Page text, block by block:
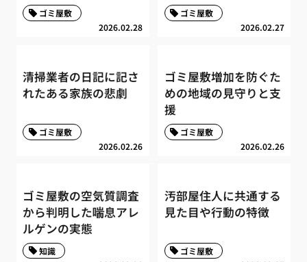
2026.02.28
ゴミ屋敷
2026.02.27
ゴミ屋敷
清掃業者の日記に記さ
れたある家族の悲劇
2026.02.26
ゴミ屋敷
ゴミ屋敷増加を防ぐた
めの地域の見守りと支
援
2026.02.26
ゴミ屋敷
ゴミ屋敷の空気質調査
から判明した喘息アレ
ルゲンの実態
知識
汚部屋住人に共通する
見た目や行動の特徴
ゴミ屋敷